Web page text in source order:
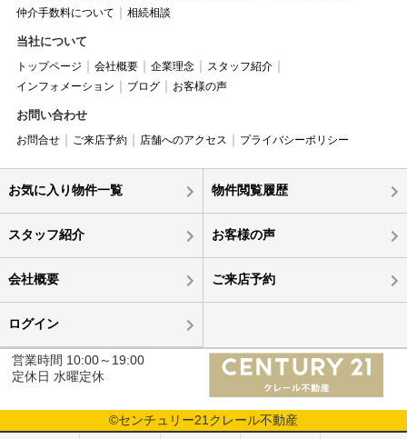
仲介手数料について
相続相談
当社について
トップページ 会社概要 企業理念
スタッフ紹介
インフォメーション
ブログ お客様の声
お問い合わせ
お問合せ ご来店予約 店舗へのアクセス プライバシーポリシー
お気に入り物件一覧 物件閲覧履歴
スタッフ紹介 お客様の声
会社概要 ご来店予約
ログイン
営業時間 10:00～19:00
定休日 水曜定休
©センチュリー21クレール不動産